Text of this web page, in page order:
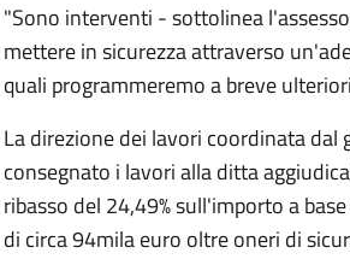
"Sono interventi - sottolinea
mettere in sicurezza attraverso
quali programmeremo a breve
La direzione dei lavori coordinata
consegnato i lavori alla ditta
ribasso del 24,49% sull'importo a
di circa 94mila euro oltre oneri di